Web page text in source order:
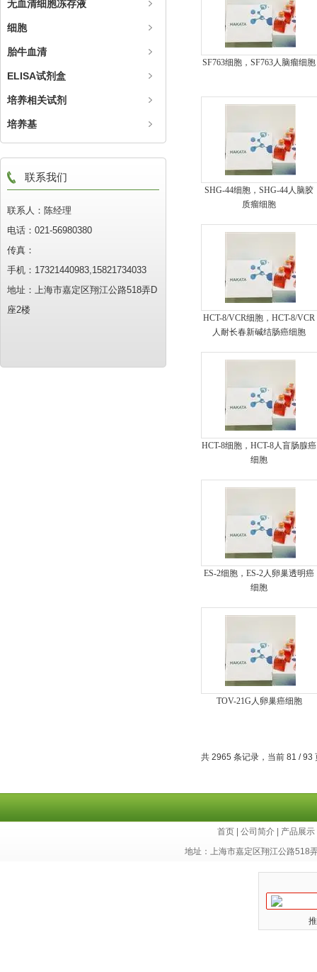
无血清细胞冻存液
细胞
胎牛血清
ELISA试剂盒
培养相关试剂
培养基
联系我们
联系人：陈经理
电话：021-56980380
传真：
手机：17321440983,15821734033
地址：上海市嘉定区翔江公路518弄D
座2楼
SF763细胞，SF763人脑瘤细胞
SHG-44细胞，SHG-44人脑胶
质瘤细胞
HCT-8/VCR细胞，HCT-8/VCR
人耐长春新碱结肠癌细胞
HCT-8细胞，HCT-8人盲肠腺癌
细胞
ES-2细胞，ES-2人卵巢透明癌
细胞
TOV-21G人卵巢癌细胞
共 2965 条记录，当前 81 /
首页 公司简介 产品展示
地址：上海市嘉定区翔江公路518